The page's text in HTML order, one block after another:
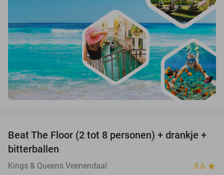
24%
Beat The Floor (2 tot 8 personen) + drankje +
bitterballen
Kings & Queens Veenendaal 9.6 star